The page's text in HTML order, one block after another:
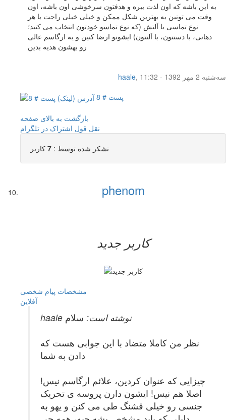
به این باشه که اون لذت ببره و هدفتون سرخوشی اون باشه، اون
وقت می تونین به بهترین شکل ممکن و خیلی خیلی راحت با هر
نوع تماسی با آلتش (که نوع تماسو خودتون انتخاب می کنید؛
دهانی، با دستتون، با آلتتون) ایشونو ارضا کنین و یه ارگاسم عالی
رو بهشون هدیه بدین
haale,
سه‌شنبه 2 مهر 1392 - 11:32
پست # 8
بازگشت به بالای صفحه
نقل قول اشتراک در تلگرام
تشکر شده توسط : 7 کاربر
phenom
کاربر جدید
مشخصات پیام شخصی
آفلاين
haale نوشته است: سلام
نظر من کاملا متضاد با این جوابی هست که
دادن به شما
چیزایی که عنوان کردین، علائم ارگاسم نیس!
اصلا هم نیس! ایشون دارن پروسه ی تحریک
جنسی رو خیلی قشنگ طی می کنن و یهو به